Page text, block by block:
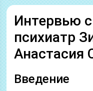
Интервью
психиатр
Анастасия
Введение